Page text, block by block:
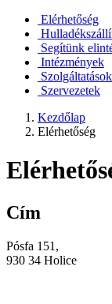
Elérhetőség
Segítünk
Intézmények
Szolgáltatások
Szervezetek
Kezdőlap
Elérhetőség
Cím
Pósfa 151,
930 34 Holice